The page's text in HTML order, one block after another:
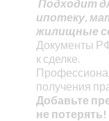
Подходит
ипотеку,
жилищные
Документы
к сделке.
получения
Добавьте
не потерять!